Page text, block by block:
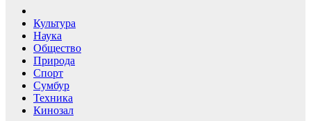
Культура
Наука
Общество
Природа
Спорт
Сумбур
Техника
Кинозал